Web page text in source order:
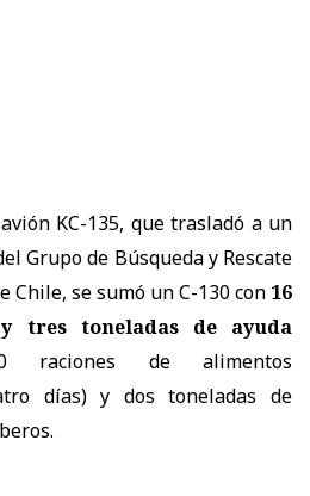
KC-135, que trasladó a un
Grupo de Búsqueda y Rescate
Chile, se sumó un C-130 con 16
tres toneladas de ayuda
raciones de alimentos
días) y dos toneladas de